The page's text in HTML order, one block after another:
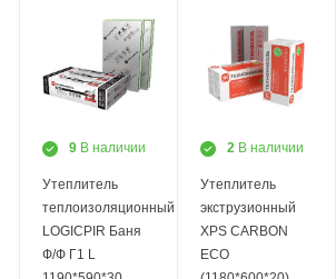
9 В наличии
Утеплитель
теплоизоляционный
LOGICPIR Баня
Ф/Ф Г1 L
2 В наличии
Утеплитель
экструзионный
XPS CARBON
ECO